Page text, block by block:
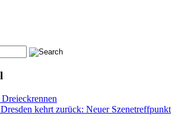
kehrt zurück: Neuer Szenetreffpunkt